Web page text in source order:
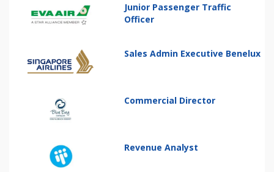
Junior Passenger Traffic
Officer
Sales Admin Executive Benelux
Commercial Director
Revenue Analyst